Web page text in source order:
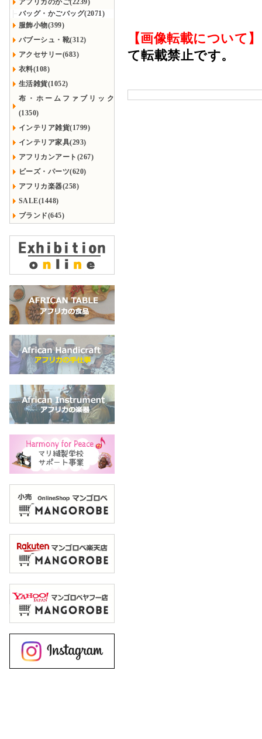
アフリカのかご(2239)
バッグ・かごバッグ(2071)
服飾小物(399)
バブーシュ・靴(312)
アクセサリー(683)
衣料(108)
生活雑貨(1052)
布・ホームファブリック
(1350)
インテリア雑貨(1799)
インテリア家具(293)
アフリカンアート(267)
ビーズ・パーツ(620)
アフリカ楽器(258)
SALE(1448)
ブランド(645)
【画像転載について】
て転載禁止です。